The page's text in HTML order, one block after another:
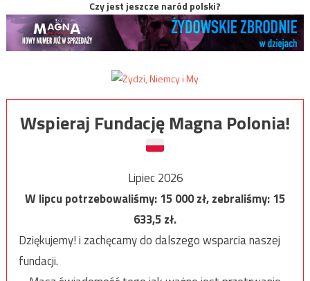
Czy jest jeszcze naród polski?
Wspieraj Fundację Magna Polonia!
Lipiec 2026
W lipcu potrzebowaliśmy:15 000zł, zebraliśmy:15
633,5zł.
Dziękujemy! i zachęcamy do dalszego wsparcia naszej
fundacji.